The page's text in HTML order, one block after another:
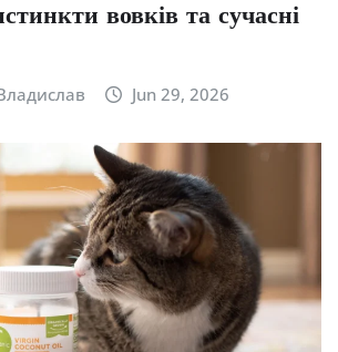
вовків та сучасні
Jun 29, 2026